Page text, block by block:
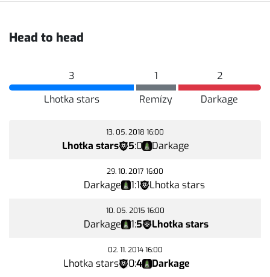
Head to head
3
Lhotka stars
1
Remízy
2
Darkage
13. 05. 2018 16:00
Lhotka stars 5:0 Darkage
29. 10. 2017 16:00
Darkage 1:1 Lhotka stars
10. 05. 2015 16:00
Darkage 1:5 Lhotka stars
02. 11. 2014 16:00
Lhotka stars 0:4 Darkage